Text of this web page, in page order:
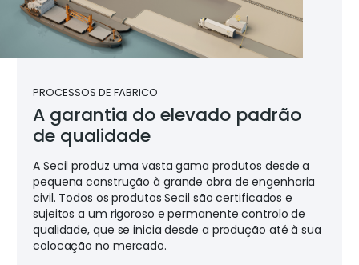
PROCESSOS DE FABRICO
A garantia do elevado padrão
de qualidade
A Secil produz uma vasta gama produtos desde a
pequena construção à grande obra de engenharia
civil. Todos os produtos Secil são certificados e
sujeitos a um rigoroso e permanente controlo de
qualidade, que se inicia desde a produção até à sua
colocação no mercado.